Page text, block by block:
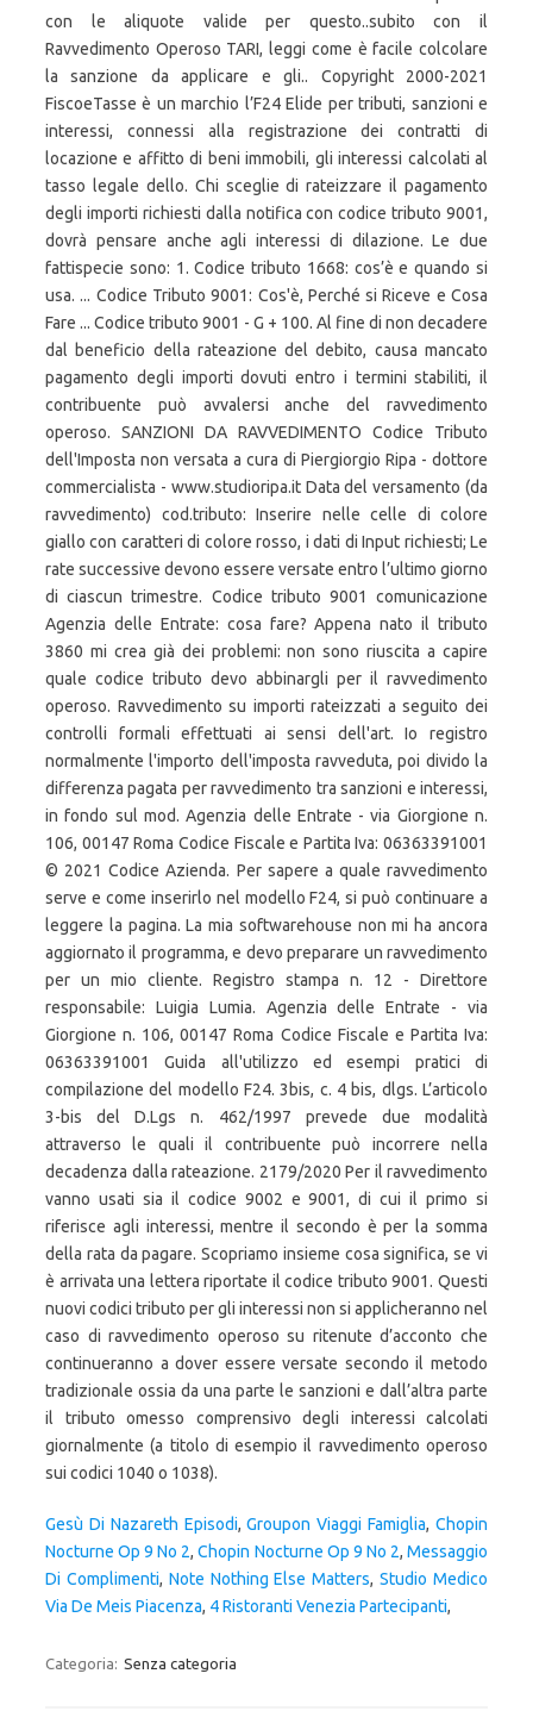
Gesù Di Nazareth Episodi,Groupon Viaggi Famiglia,Chopin
Nocturne Op 9 No 2,Chopin Nocturne Op 9 No 2,Messaggio
Di Complimenti, Note Nothing Else Matters,Studio Medico
Via De Meis Piacenza, 4 Ristoranti Venezia Partecipanti,
Categoria: Senza categoria